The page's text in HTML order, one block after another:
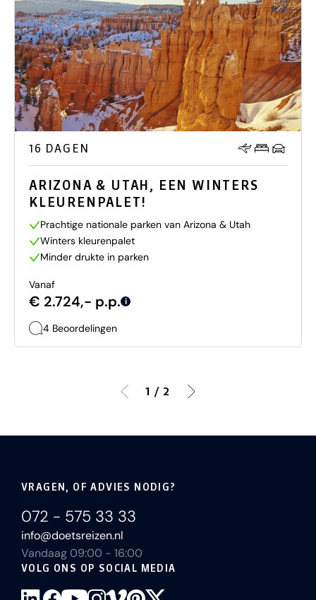
16 DAGEN
ARIZONA & UTAH, EEN WINTERS
KLEURENPALET!
Prachtige nationale parken van Arizona & Utah
Winters kleurenpalet
Minder drukte in parken
Vanaf
€ 2.724,- p.p. i
4 Beoordelingen
1 / 2
VRAGEN, OF ADVIES NODIG?
072 - 575 33 33
info@doetsreizen.nl
Vandaag 09:00 - 16:00
VOLG ONS OP SOCIAL MEDIA